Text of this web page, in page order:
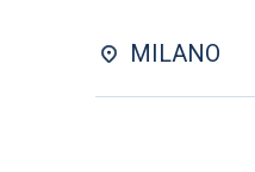
MILANO